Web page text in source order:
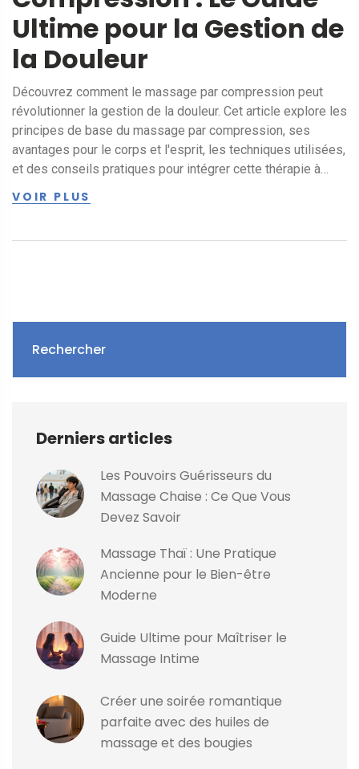
Ultime pour la Gestion de
la Douleur
Découvrez comment le massage par compression peut
révolutionner la gestion de la douleur. Cet article explore les
principes de base du massage par compression, ses
avantages pour le corps et l'esprit, les techniques utilisées,
et des conseils pratiques pour intégrer cette thérapie à
VOIR PLUS
Rechercher
Derniers articles
Les Pouvoirs Guérisseurs du
Massage Chaise : Ce Que Vous
Devez Savoir
Massage Thaï : Une Pratique
Ancienne pour le Bien-être
Moderne
Guide Ultime pour Maîtriser le
Massage Intime
Créer une soirée romantique
parfaite avec des huiles de
massage et des bougies